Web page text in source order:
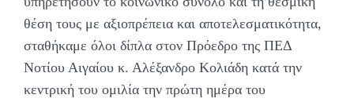
θέση τους με αξιοπρέπεια και αποτελεσματικότητα,
σταθήκαμε όλοι δίπλα στον Πρόεδρο της ΠΕΔ
Νοτίου Αιγαίου κ. Αλέξανδρο Κολιάδη κατά την
κεντρική του ομιλία την πρώτη ημέρα του